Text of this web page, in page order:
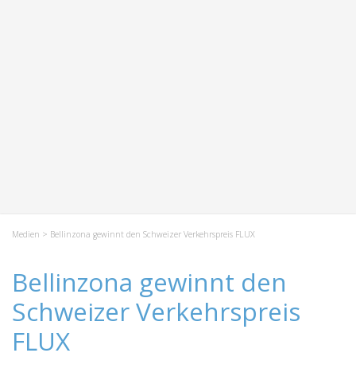
Medien > Bellinzona gewinnt den Schweizer Verkehrspreis FLUX
Bellinzona gewinnt den
Schweizer Verkehrspreis
FLUX